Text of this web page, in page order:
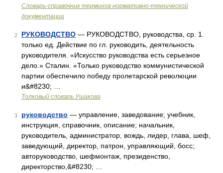
Словарь-справочник терминов нормативно-технической
документации
2 РУКОВОДСТВО — РУКОВОДСТВО, руководства, ср. 1.
только ед. Действие по гл. руководить, деятельность
руководителя. «Искусство руководства есть серьезное
дело.» Сталин. «Только руководство коммунистической
партии обеспечило победу пролетарской революции
и&#8230; …
Толковый словарь Ушакова
3 руководство — управление, заведование; учебник,
инструкция, справочник, описание; начальник,
руководитель, администратор, вождь, лидер, глава, шеф,
заведующий, директор, патрон, управляющий, босс;
авторуководство, шефмонтаж, президенство,
директорство,&#8230; …